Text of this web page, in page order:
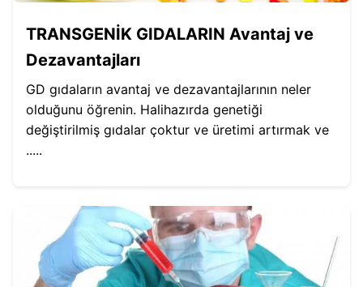
TRANSGENİK GIDALARIN Avantaj ve
Dezavantajları
GD gıdaların avantaj ve dezavantajlarının neler
olduğunu öğrenin. Halihazırda genetiği
değiştirilmiş gıdalar çoktur ve üretimi artırmak ve
.....